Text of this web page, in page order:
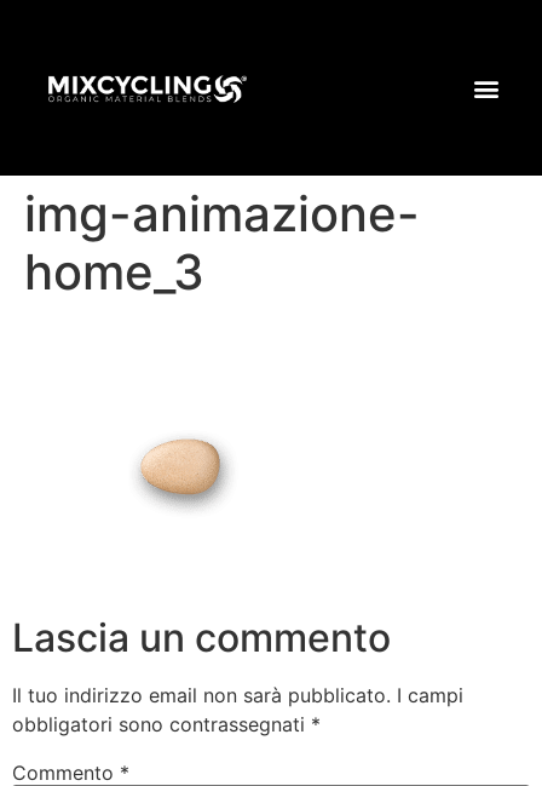
img-animazione-
home_3
Lascia un commento
Il tuo indirizzo email non sarà pubblicato. I campi
obbligatori sono contrassegnati *
Commento *